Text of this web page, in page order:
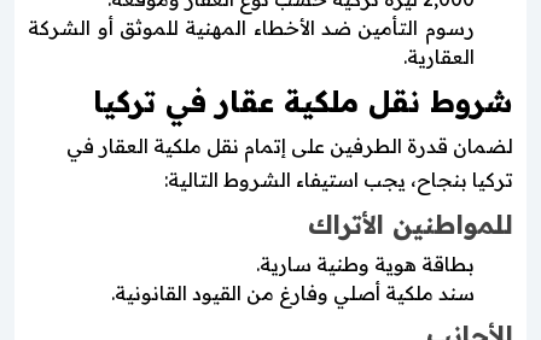
رسوم التأمين ضد الأخطاء المهنية للموثق أو الشركة
العقارية.
شروط نقل ملكية عقار في تركيا
لضمان قدرة الطرفين على إتمام نقل ملكية العقار في
تركيا بنجاح، يجب استيفاء الشروط التالية:
للمواطنين الأتراك
بطاقة هوية وطنية سارية.
سند ملكية أصلي وفارغ من القيود القانونية.